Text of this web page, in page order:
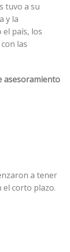
tuvo a su
y la
país, los
las
asesoramiento
a tener
corto plazo.